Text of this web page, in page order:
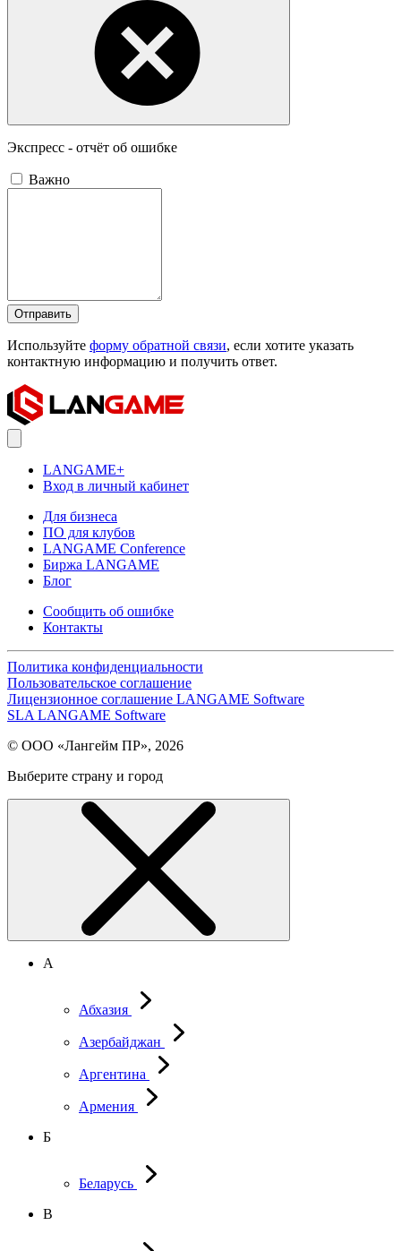
Экспресс - отчёт об ошибке
Важно
Отправить
Используйте форму обратной связи, если хотите указать
контактную информацию и получить ответ.
LANGAME+
Вход в личный кабинет
Для бизнеса
ПО для клубов
LANGAME Conference
Биржа LANGAME
Блог
Сообщить об ошибке
Контакты
Политика конфиденциальности
Пользовательское соглашение
Лицензионное соглашение LANGAME Software
SLA LANGAME Software
© ООО «Лангейм ПР», 2026
Выберите страну и город
А
Абхазия
Азербайджан
Аргентина
Армения
Б
Беларусь
В